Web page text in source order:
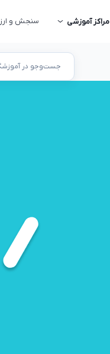
مراکز آموزشی سنجش و
جست‌وجو در